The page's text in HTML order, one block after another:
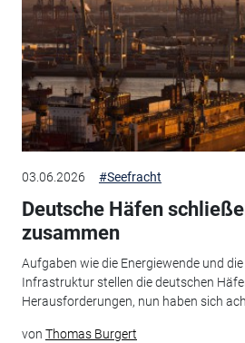
03.06.2026 #Seefracht
Deutsche Häfen
zusammen
Aufgaben wie die Energiewende und
Infrastruktur stellen die deutschen
Herausforderungen, nun haben sich
von Thomas Burgert